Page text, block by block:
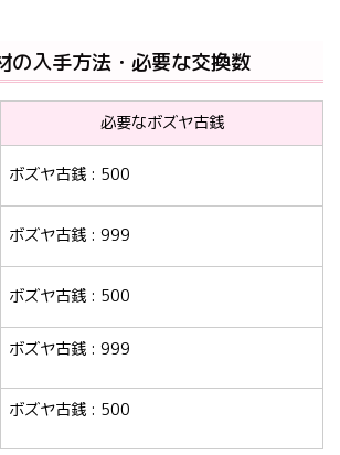
の入手方法・必要な交換数
必要なボズヤ古銭
ボズヤ古銭 : 500
ボズヤ古銭 : 999
ボズヤ古銭 : 500
ボズヤ古銭 : 999
ボズヤ古銭 : 500